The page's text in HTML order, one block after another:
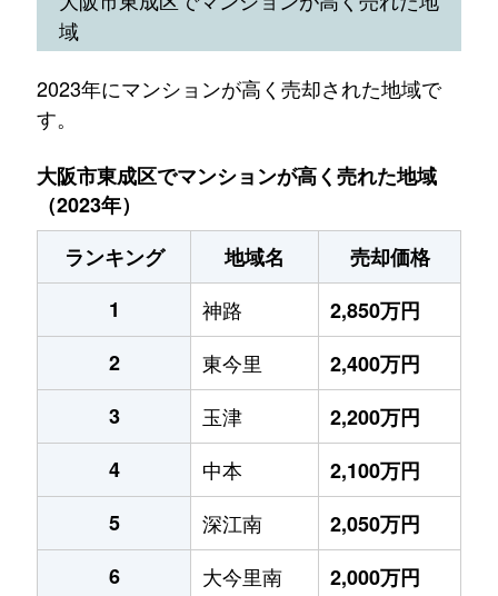
域
2023年にマンションが高く売却された地域で
す。
大阪市東成区でマンションが高く売れた地域
（2023年）
ランキング
地域名
売却価格
1
神路
2,850万円
2
東今里
2,400万円
3
玉津
2,200万円
4
中本
2,100万円
5
深江南
2,050万円
6
大今里南
2,000万円